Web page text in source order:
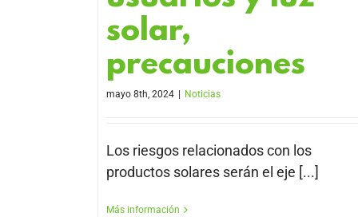
solar,
precauciones
mayo 8th, 2024 Noticias
Los riesgos relacionados con los
productos solares serán el eje [...]
Más información